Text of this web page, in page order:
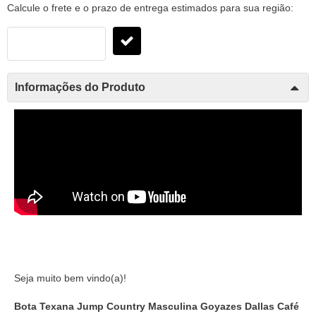
Calcule o frete e o prazo de entrega estimados para sua região:
Informações do Produto
Seja muito bem vindo(a)!
Bota Texana Jump Country Masculina Goyazes Dallas Café